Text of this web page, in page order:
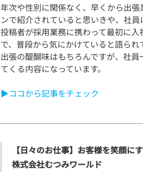
年次や性別に関係なく、早くから出
ンで紹介されていると思いきや、社
投稿者が採用業務に携わって最初に
で、普段から気にかけていると語られ
出張の醍醐味はもちろんですが、社
▶ココから記事をチェック
【日々のお仕事】お客様を笑顔
株式会社むつみワールド